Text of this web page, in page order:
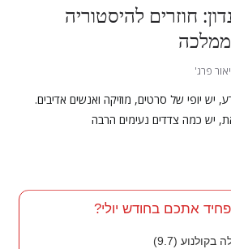
חוזרים להיסטוריה
פרג'
יש יופי של סרטים, מוזיקה ואנשים אדיבים.
יש כמה צדדים נעימים הרבה
אתכם בחודש יולי?
(9.7)